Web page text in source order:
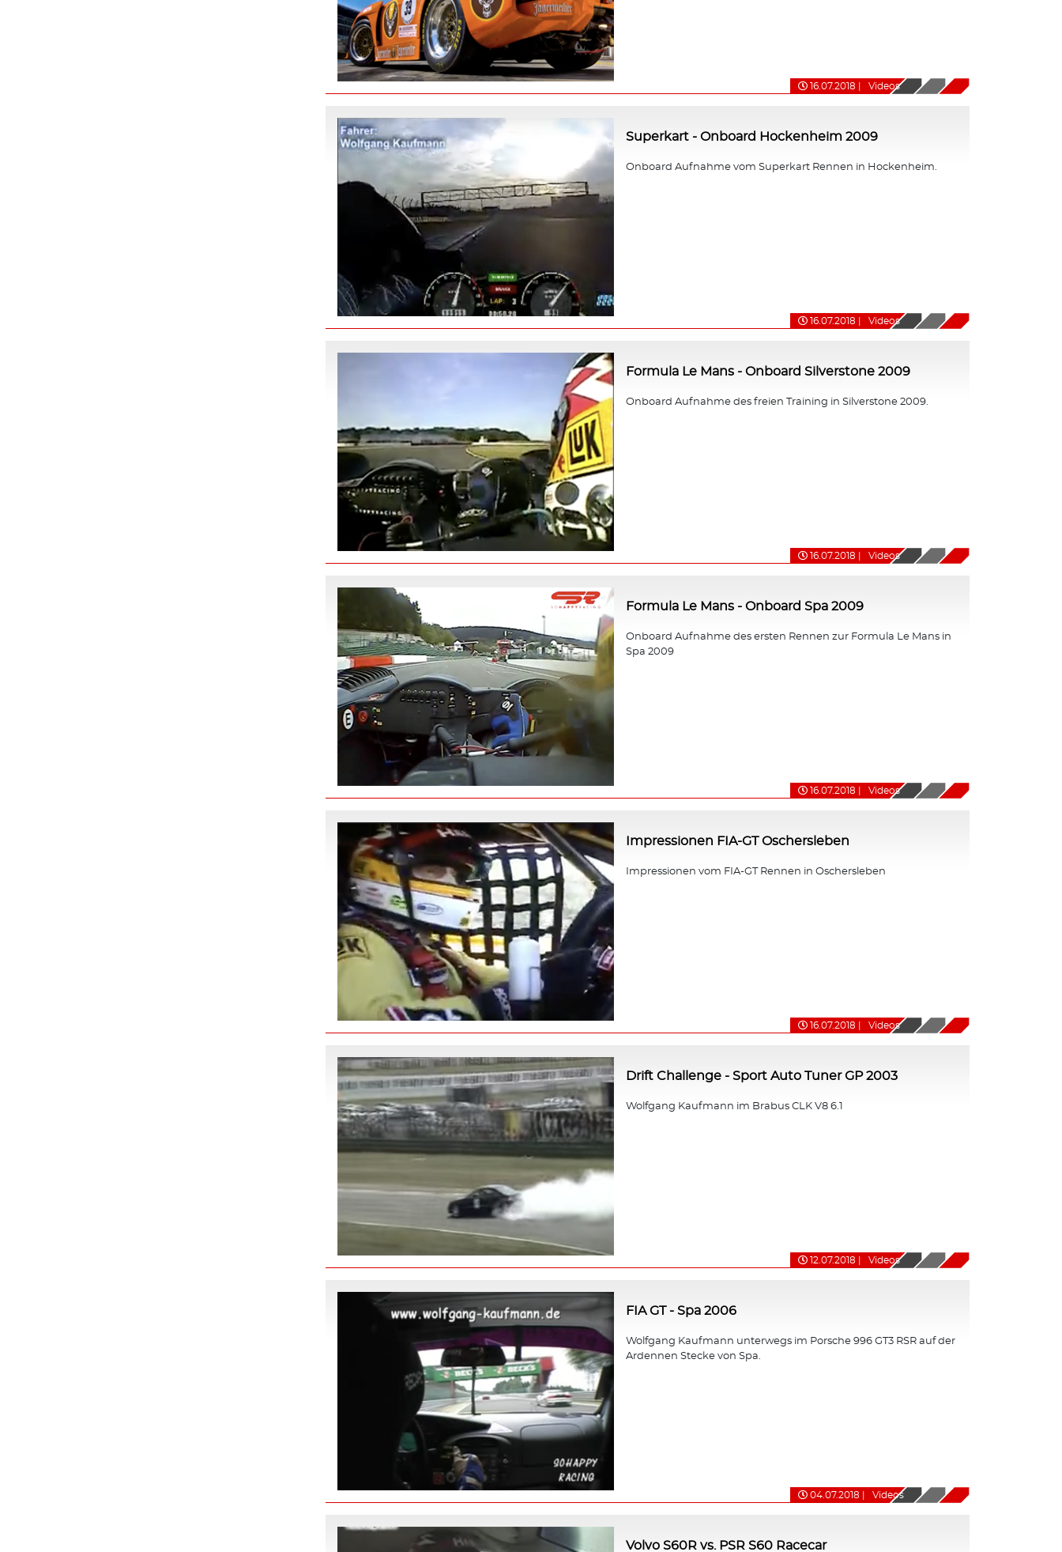
16.07.2018 Videos
Superkart - Onboard Hockenheim 2009
Onboard Aufnahme vom Superkart Rennen in Hockenheim.
16.07.2018 Videos
Formula Le Mans - Onboard Silverstone 2009
Onboard Aufnahme des freien Training in Silverstone 2009.
16.07.2018 Videos
Formula Le Mans - Onboard Spa 2009
Onboard Aufnahme des ersten Rennen zur Formula Le Mans in
Spa 2009
16.07.2018 Videos
Impressionen FIA-GT Oschersleben
Impressionen vom FIA-GT Rennen in Oschersleben
16.07.2018 Videos
Drift Challenge - Sport Auto Tuner GP 2003
Wolfgang Kaufmann im Brabus CLK V8 6.1
12.07.2018 Videos
FIA GT - Spa 2006
Wolfgang Kaufmann unterwegs im Porsche 996 GT3 RSR auf der
Ardennen Stecke von Spa.
04.07.2018 Videos
Volvo S60R vs. PSR S60 Racecar